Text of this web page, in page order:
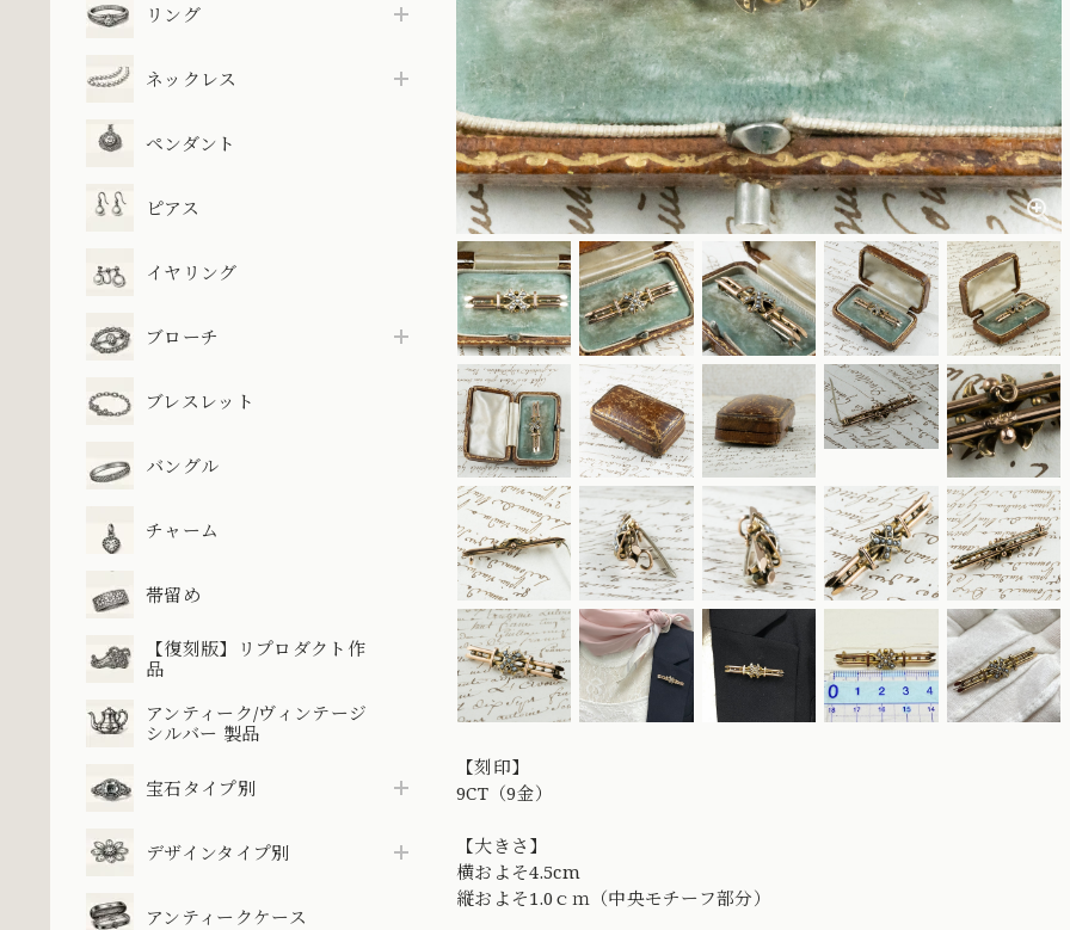
リング
ネックレス
ペンダント
ピアス
イヤリング
ブローチ
ブレスレット
バングル
チャーム
帯留め
【復刻版】リプロダクト作
品
アンティーク/ヴィンテージ
シルバー 製品
宝石タイプ別
デザインタイプ別
アンティークケース
【刻印】
9CT（9金）
【大きさ】
横およそ4.5cm
縦およそ1.0ｃｍ（中央モチーフ部分）